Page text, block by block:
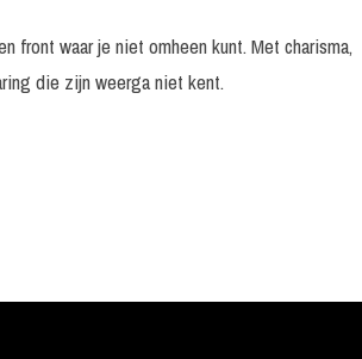
front waar je niet omheen kunt. Met charisma,
die zijn weerga niet kent.